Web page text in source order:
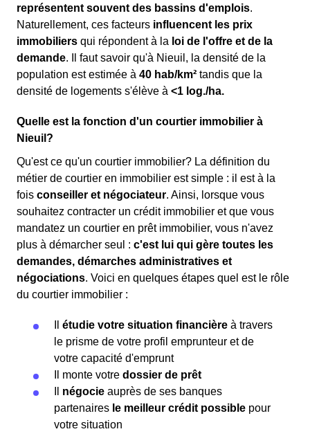
représentent souvent des bassins d'emplois.
Naturellement, ces facteurs influencent les prix
immobiliers qui répondent à la loi de l'offre et de la
demande. Il faut savoir qu'à Nieuil, la densité de la
population est estimée à 40 hab/km² tandis que la
densité de logements s'élève à <1 log./ha.
Quelle est la fonction d'un courtier immobilier à
Nieuil?
Qu'est ce qu'un courtier immobilier? La définition du
métier de courtier en immobilier est simple : il est à la
fois conseiller et négociateur. Ainsi, lorsque vous
souhaitez contracter un crédit immobilier et que vous
mandatez un courtier en prêt immobilier, vous n'avez
plus à démarcher seul : c'est lui qui gère toutes les
demandes, démarches administratives et
négociations. Voici en quelques étapes quel est le rôle
du courtier immobilier :
étudie votre situation financière à travers
le prisme de votre profil emprunteur et de
votre capacité d'emprunt
Il monte votre dossier de prêt
négocie auprès de ses banques
partenaires le meilleur crédit possible pour
votre situation